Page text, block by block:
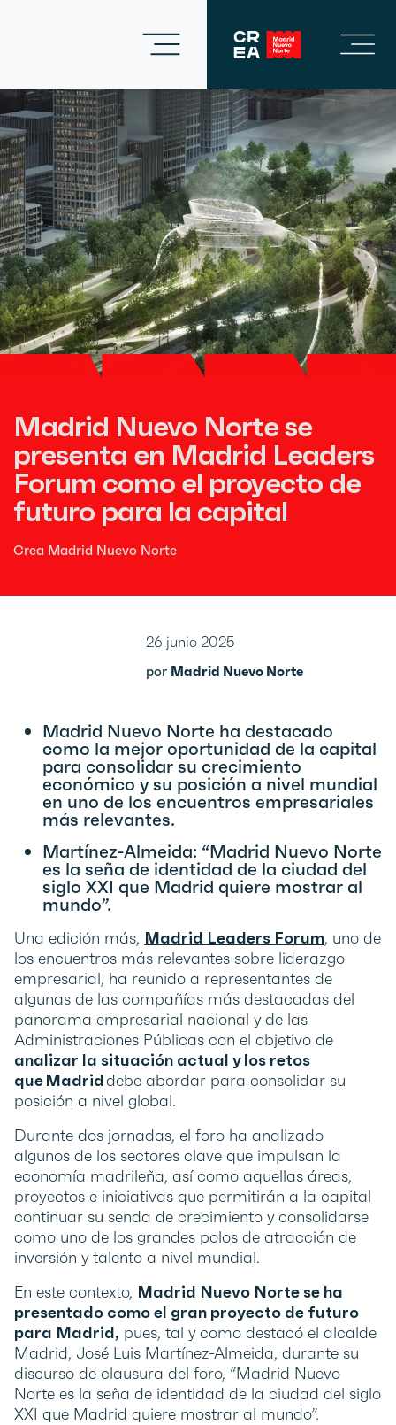
Madrid Nuevo Norte se
presenta en Madrid Leaders
Forum como el proyecto de
futuro para la capital
Crea Madrid Nuevo Norte
Madrid Nuevo Norte ha destacado
como la mejor oportunidad de la capital
para consolidar su crecimiento
económico y su posición a nivel mundial
en uno de los encuentros empresariales
más relevantes.
Martínez-Almeida: “Madrid Nuevo Norte
es la seña de identidad de la ciudad del
siglo XXI que Madrid quiere mostrar al
mundo”.
Una edición más, Madrid Leaders Forum, uno de
los encuentros más relevantes sobre liderazgo
empresarial, ha reunido a representantes de
algunas de las compañías más destacadas del
panorama empresarial nacional y de las
Administraciones Públicas con el objetivo de
analizar la situación actual y los retos
que Madriddebe abordar para consolidar su
posición a nivel global.
Durante dos jornadas, el foro ha analizado
algunos de los sectores clave que impulsan la
economía madrileña, así como aquellas áreas,
proyectos e iniciativas que permitirán a la capital
continuar su senda de crecimiento y consolidarse
como uno de los grandes polos de atracción de
inversión y talento a nivel mundial.
En este contexto, Madrid Nuevo Norte se ha
presentado como el gran proyecto de futuro
para Madrid, pues, tal y como destacó el alcalde
Madrid, José Luis Martínez-Almeida, durante su
discurso de clausura del foro, “Madrid Nuevo
Norte es la seña de identidad de la ciudad del siglo
XXI que Madrid quiere mostrar al mundo”.
26 junio 2025
por Madrid Nuevo Norte